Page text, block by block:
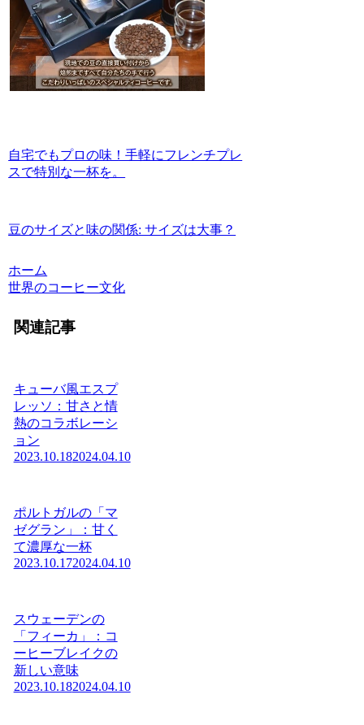
自宅でもプロの味！手軽にフレンチプレ
スで特別な一杯を。
豆のサイズと味の関係: サイズは大事？
ホーム
世界のコーヒー文化
関連記事
キューバ風エスプ
レッソ：甘さと情
熱のコラボレーシ
ョン
2023.10.182024.04.10
ポルトガルの「マ
ゼグラン」：甘く
て濃厚な一杯
2023.10.172024.04.10
スウェーデンの
「フィーカ」：コ
ーヒーブレイクの
新しい意味
2023.10.182024.04.10